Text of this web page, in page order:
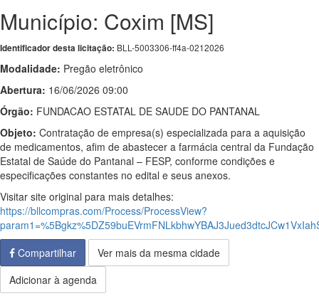
Município: Coxim [MS]
Identificador desta licitação: BLL-5003306-ff4a-0212026
Modalidade: Pregão eletrônico
Abertura: 16/06/2026 09:00
Órgão: FUNDACAO ESTATAL DE SAUDE DO PANTANAL
Objeto: Contratação de empresa(s) especializada para a aquisição
de medicamentos, afim de abastecer a farmácia central da Fundação
Estatal de Saúde do Pantanal – FESP, conforme condições e
especificações constantes no edital e seus anexos.
Visitar site original para mais detalhes:
https://bllcompras.com/Process/ProcessView?
Compartilhar
Ver mais da mesma cidade
Adicionar à agenda